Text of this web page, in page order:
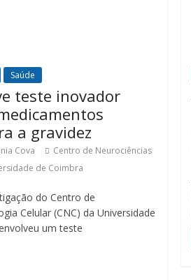
Saúde
teste inovador
a gravidez
Cova
Centro de Neurociências
de Coimbra
do Centro de
Celular (CNC) da Universidade
um teste